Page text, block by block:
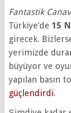
Fantastik
Türkiye’de 15
girecek.
yerimizde
büyüyor ve
yapılan basın
güçlendirdi.